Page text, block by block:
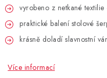
PARTY FOTOKOUTEK
ROZLUČKA SE
vyrobeno z netkané
praktické balení stolové
krásně doladí slavnostní
Více informací